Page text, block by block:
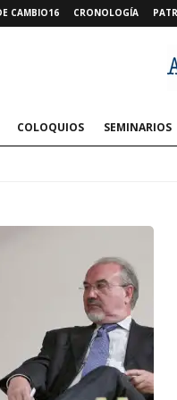
CAMBIO16 CRONOLOGÍA
COLOQUIOS SEMINARIOS